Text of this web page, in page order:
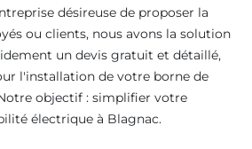
désireuse de proposer la
ou clients, nous avons la solution
un devis gratuit et détaillé,
l'installation de votre borne de
objectif : simplifier votre
électrique à Blagnac.